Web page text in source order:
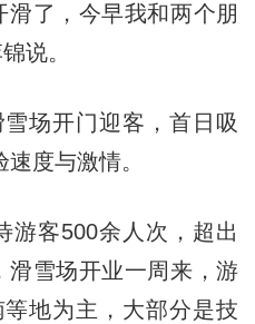
了，今早我和两个朋
说。
场开门迎客，首日吸
度与激情。
客500余人次，超出
滑雪场开业一周来，游
地为主，大部分是技